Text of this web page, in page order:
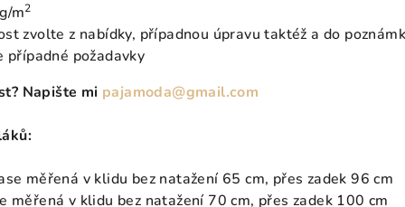
m2
zvolte z nabídky, případnou úpravu taktéž a do
případné požadavky
Napište mi pajamoda@gmail.com
měřená v klidu bez natažení 65 cm, přes zadek 96 cm
měřená v klidu bez natažení 70 cm, přes zadek 100 cm